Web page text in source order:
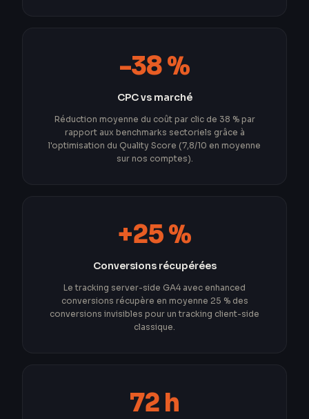
-38 %
CPC vs marché
Réduction moyenne du coût par clic de 38 % par
rapport aux benchmarks sectoriels grâce à
l'optimisation du Quality Score (7,8/10 en moyenne
sur nos comptes).
+25 %
Conversions récupérées
Le tracking server-side GA4 avec enhanced
conversions récupère en moyenne 25 % des
conversions invisibles pour un tracking client-side
classique.
72 h